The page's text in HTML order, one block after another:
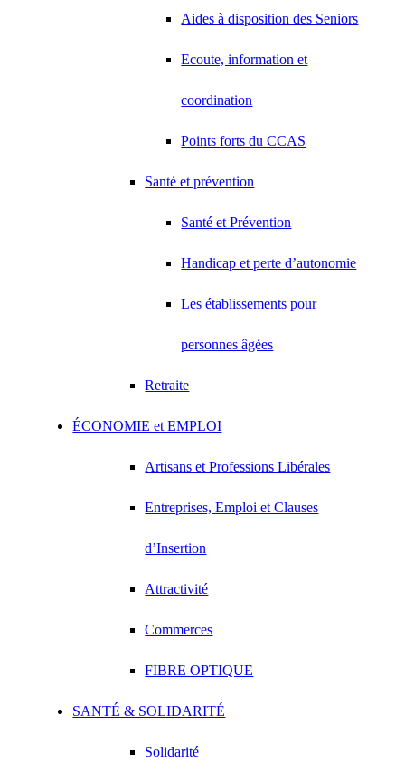
Aides à disposition des Seniors
Ecoute, information et
coordination
Points forts du CCAS
Santé et prévention
Santé et Prévention
Handicap et perte d’autonomie
Les établissements pour
personnes âgées
Retraite
ÉCONOMIE et EMPLOI
Artisans et Professions Libérales
Entreprises, Emploi et Clauses
d’Insertion
Attractivité
Commerces
FIBRE OPTIQUE
SANTÉ & SOLIDARITÉ
Solidarité